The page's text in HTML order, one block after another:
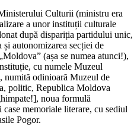
Culturii (ministru era
a unor instituții culturale
după dispariția partidului unic,
și autonomizarea secției de
(așa se numea atunci!),
cu numele Muzeul
numită odinioară Muzeul de
politic, Republica Moldova
noua formulă
memoriale literare, cu sediul
Pogor.